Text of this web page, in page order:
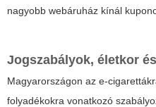
nagyobb webáruház kínál
Jogszabályok, életkor
Magyarországon az e-
folyadékokra vonatkozó